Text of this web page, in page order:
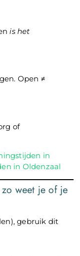
is het
Open ≠
of
in
in Oldenzaal
weet je of je
gebruik dit